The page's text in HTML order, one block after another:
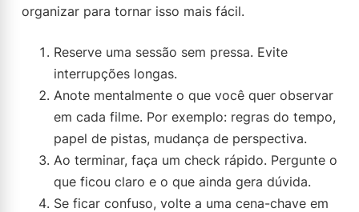
organizar para tornar isso mais fácil.
Reserve uma sessão sem pressa. Evite
interrupções longas.
Anote mentalmente o que você quer observar
em cada filme. Por exemplo: regras do tempo,
papel de pistas, mudança de perspectiva.
Ao terminar, faça um check rápido. Pergunte o
que ficou claro e o que ainda gera dúvida.
Se ficar confuso, volte a uma cena-chave em